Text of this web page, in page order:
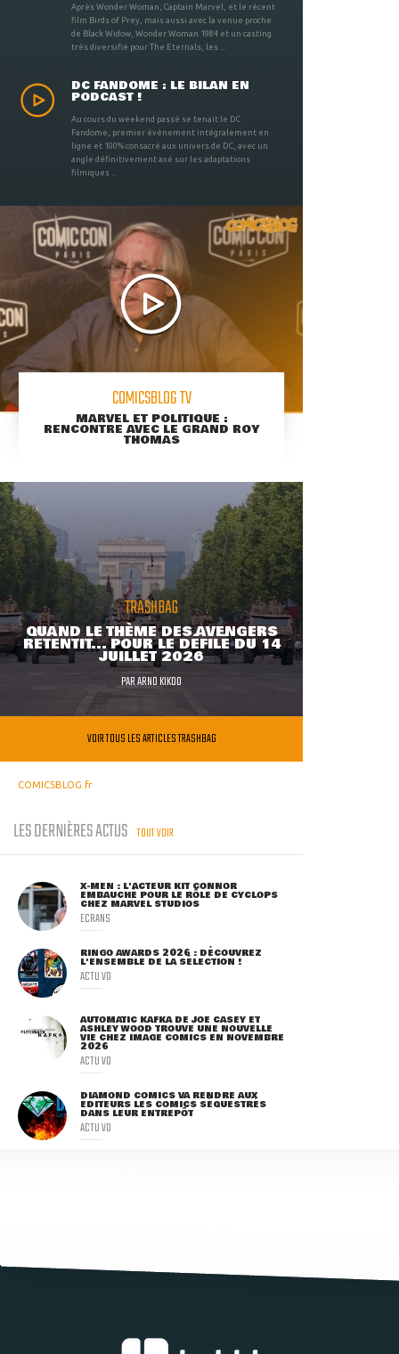
Après Wonder Woman, Captain Marvel, et le récent
film Birds of Prey, mais aussi avec la venue proche
de Black Widow, Wonder Woman 1984 et un casting
très diversifié pour The Eternals, les ...
DC FANDOME : LE BILAN EN
PODCAST !
Au cours du weekend passé se tenait le DC
Fandome, premier évènement intégralement en
ligne et 100% consacré aux univers de DC, avec un
angle définitivement axé sur les adaptations
filmiques ...
COMICSBLOG TV
MARVEL ET POLITIQUE :
RENCONTRE AVEC LE GRAND ROY
THOMAS
TRASHBAG
QUAND LE THÈME DES AVENGERS
RETENTIT... POUR LE DÉFILÉ DU 14
JUILLET 2026
PARARNO KIKOO
VOIR TOUS LES ARTICLES TRASHBAG
COMICSBLOG.fr
LES DERNIÈRES ACTUS TOUT VOIR
X-MEN : L'ACTEUR KIT CONNOR
EMBAUCHÉ POUR LE RÔLE DE CYCLOPS
CHEZ MARVEL STUDIOS
ECRANS
RINGO AWARDS 2026 : DÉCOUVREZ
L'ENSEMBLE DE LA SÉLECTION !
ACTU VO
AUTOMATIC KAFKA DE JOE CASEY ET
ASHLEY WOOD TROUVE UNE NOUVELLE
VIE CHEZ IMAGE COMICS EN NOVEMBRE
2026
ACTU VO
DIAMOND COMICS VA RENDRE AUX
ÉDITEURS LES COMICS SÉQUESTRÉS
DANS LEUR ENTREPÔT
ACTU VO